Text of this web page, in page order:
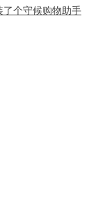
了个守候购物助手